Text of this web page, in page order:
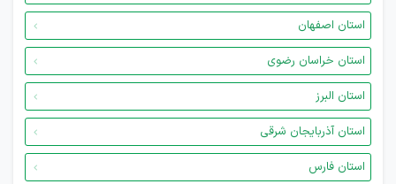
استان اصفهان
استان خراسان رضوی
استان البرز
استان آذربایجان شرقی
استان فارس